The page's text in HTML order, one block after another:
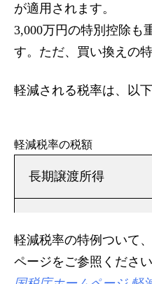
が適用されます。
3,000万円の特別控除も
す。ただ、買い換えの
軽減される税率は、以
軽減税率の税額
長期譲渡所得
軽減税率の特例ついて
ページをご参照ください